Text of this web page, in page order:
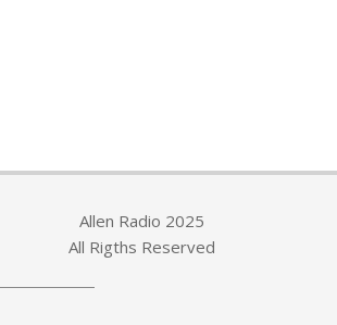
Allen Radio 2025
All Rigths Reserved